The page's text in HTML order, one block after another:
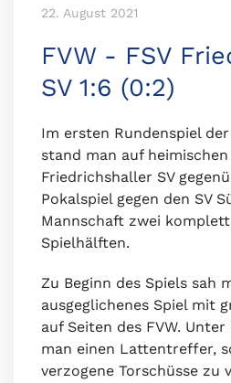
22. August 2021
FVW - FSV
SV 1:6 (0:2)
Im ersten Rundenspiel der
stand man auf heimischen
Friedrichshaller SV
Pokalspiel gegen den SV
Mannschaft zwei
Spielhälften.
Zu Beginn des Spiels sah
ausgeglichenes Spiel mit
auf Seiten des FVW.
man einen Lattentreffer,
verzogene Torschüsse zu